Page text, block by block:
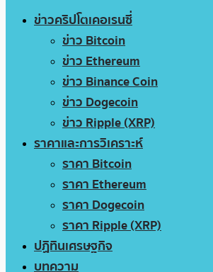
ข่าวคริปโตเคอเรนซี่
ข่าว Bitcoin
ข่าว Ethereum
ข่าว Binance Coin
ข่าว Dogecoin
ข่าว Ripple (XRP)
ราคาและการวิเคราะห์
ราคา Bitcoin
ราคา Ethereum
ราคา Dogecoin
ราคา Ripple (XRP)
ปฏิทินเศรษฐกิจ
บทความ